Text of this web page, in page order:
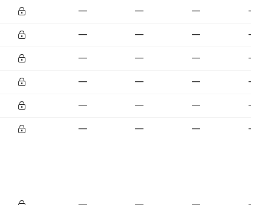
— — — —
— — — —
— — — —
— — — —
— — — —
— — — —